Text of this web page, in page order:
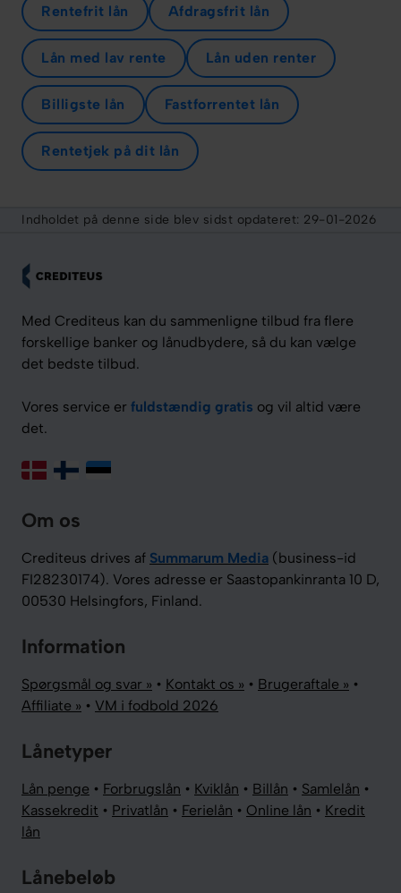
Rentefrit lån Afdragsfrit lån
Lån med lav rente Lån uden renter
Billigste lån Fastforrentet lån
Rentetjek på dit lån
Indholdet på denne side blev sidst opdateret: 29-01-2026
Med Crediteus kan du sammenligne tilbud fra flere
forskellige banker og lånudbydere, så du kan vælge
det bedste tilbud.
Vores service er fuldstændig gratis og vil altid være
det.
Om os
Crediteus drives af Summarum Media (business-id
FI28230174). Vores adresse er Saastopankinranta 10 D,
00530 Helsingfors, Finland.
Information
Spørgsmål og svar » • Kontakt os » • Brugeraftale » •
Affiliate » • VM i fodbold 2026
Lånetyper
Lån penge • Forbrugslån • Kviklån • Billån • Samlelån •
Kassekredit • Privatlån • Ferielån • Online lån • Kredit
lån
Lånebeløb